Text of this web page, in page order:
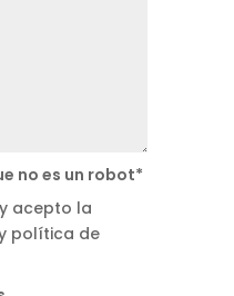
no es un robot*
acepto la
política de